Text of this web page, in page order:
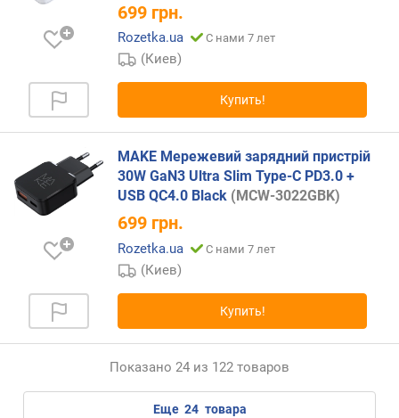
о
в
(
т
о
щ
н
о
т
а
в
699 грн.
Rozetka.ua С нами 7 лет
(Киев)
Купить!
MAKE Мережевий зарядний пристрій
30W GaN3 Ultra Slim Type-C PD3.0 +
USB QC4.0 Black (MCW-3022GBK)
699 грн.
Rozetka.ua С нами 7 лет
(Киев)
Купить!
Показано 24 из 122 товаров
еще 24 товара